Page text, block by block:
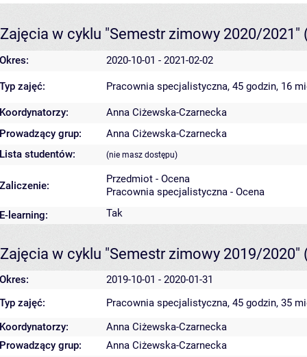
Zajęcia w cyklu "Semestr zimowy 2020/2021"
Okres: 2020-10-01 - 2021-02-02
Typ zajęć: Pracownia specjalistyczna, 45 godzin, 16
Koordynatorzy:
Anna Ciżewska-Czarnecka
Prowadzący grup:
Anna Ciżewska-Czarnecka
Lista studentów:
(nie masz dostępu)
Zaliczenie:
Przedmiot - Ocena
Pracownia specjalistyczna - Ocena
E-learning:
Tak
Zajęcia w cyklu "Semestr zimowy 2019/2020"
Okres:
2019-10-01 - 2020-01-31
Typ zajęć:
Pracownia specjalistyczna, 45 godzin, 35
Koordynatorzy:
Anna Ciżewska-Czarnecka
Prowadzący grup:
Anna Ciżewska-Czarnecka